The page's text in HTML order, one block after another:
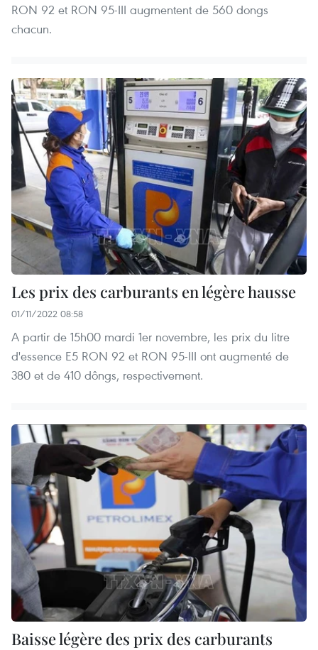
RON 92 et RON 95-III augmentent de 560 dongs
chacun.
Les prix des carburants en légère hausse
01/11/2022 08:58
A partir de 15h00 mardi 1er novembre, les prix du litre
d'essence E5 RON 92 et RON 95-III ont augmenté de
380 et de 410 dôngs, respectivement.
Baisse légère des prix des carburants